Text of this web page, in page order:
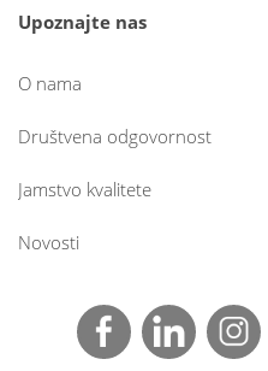
Upoznajte nas
O nama
Društvena odgovornost
Jamstvo kvalitete
Novosti